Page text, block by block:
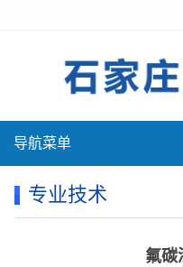
导航菜单
专业技术
氟碳